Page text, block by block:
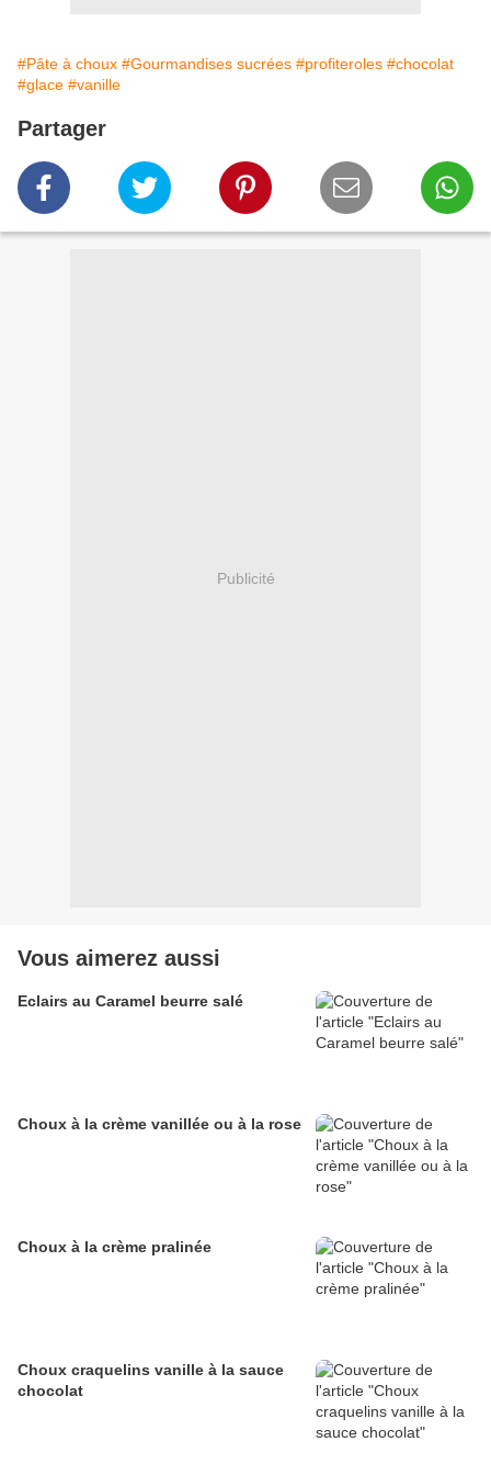
#Pâte à choux #Gourmandises sucrées #profiteroles #chocolat
#glace #vanille
Partager
Publicité
Vous aimerez aussi
Eclairs au Caramel beurre salé
Choux à la crème vanillée ou à la rose
Choux à la crème pralinée
Choux craquelins vanille à la sauce
chocolat